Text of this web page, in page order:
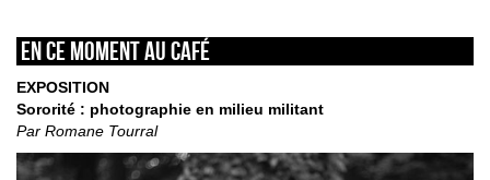
En ce moment au café
EXPOSITION
Sororité : photographie en milieu militant
Par Romane Tourral